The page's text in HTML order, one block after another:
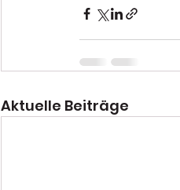
Aktuelle Beiträge